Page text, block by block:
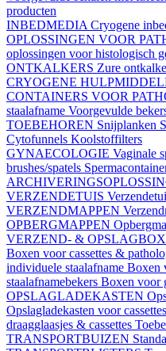
producten
INBEDMEDIA Cryogene
OPLOSSINGEN VOOR
oplossingen voor histologisch
ONTKALKERS Zure
CRYOGENE
CONTAINERS VOOR
staalafname Voorgevulde
TOEBEHOREN Snijplanken
Cytofunnels Koolstoffilters
GYNAECOLOGIE Vaginale
brushes/spatels
VERZENDETUIS
VERZENDMAPPEN
OPBERGMAPPEN
VERZEND- &
Boxen voor cassettes &
individuele staalafname Boxen
staalafnamebekers Boxen voor
OPSLAGLADEKASTEN
Opslagladekasten voor cassettes
draagglaasjes & cassettes
TRANSPORTBUIZEN